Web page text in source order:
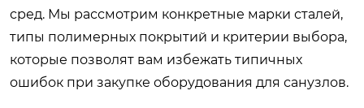
сред. Мы рассмотрим конкретные марки сталей,
типы полимерных покрытий и критерии выбора,
которые позволят вам избежать типичных
ошибок при закупке оборудования для санузлов.